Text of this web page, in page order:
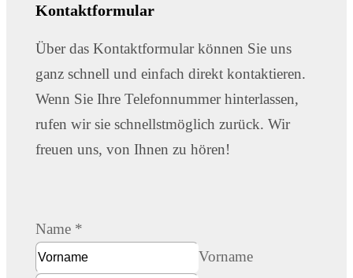
Kontaktformular
Über das Kontaktformular können Sie uns
ganz schnell und einfach direkt kontaktieren.
Wenn Sie Ihre Telefonnummer hinterlassen,
rufen wir sie schnellstmöglich zurück. Wir
freuen uns, von Ihnen zu hören!
Name *
Vorname